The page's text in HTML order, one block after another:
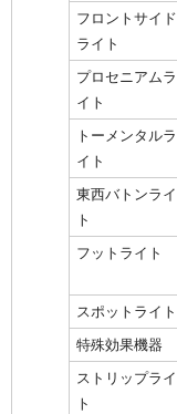
フロントサイド
ライト
プロセニアムラ
イト
トーメンタルラ
イト
東西バトンライ
ト
フットライト
スポットライト
特殊効果機器
ストリップライ
ト